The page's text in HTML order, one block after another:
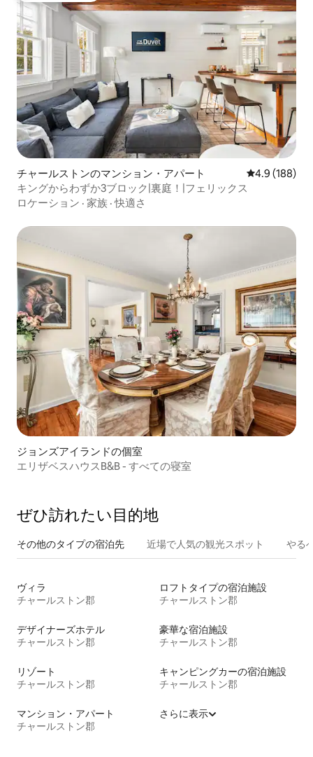
チャールストンのマンション・アパート レビュー188
4.9 (188)
キングからわずか3ブロック|裏庭！|フェリックス
ロケーション · 家族 ·快適さ
ジョンズアイランドの個室
エリザベスハウスB&B - すべての寝室
ぜひ訪⁠れ⁠た⁠い目⁠的⁠地
その他のタ⁠イ⁠プ⁠の宿⁠泊⁠先 近場で人気の観光スポット やる
ヴィラ
チャールストン郡
ロフトタイプの宿泊施設
チャールストン郡
デザイナーズホテル
チャールストン郡
豪華な宿泊施設
チャールストン郡
リゾート
チャールストン郡
キャンピングカーの宿泊施設
チャールストン郡
マンション・アパート
チャールストン郡
さらに表示